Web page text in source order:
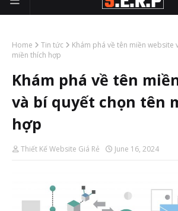
Home Tin tức
Khám phá về tên miền website
miền thích hợp
Khám phá về tên
và bí quyết chọn tên
hợp
Thiết Kế Website Giá Rẻ June 16, 2024